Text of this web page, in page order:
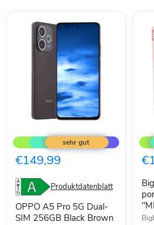
A5
Pro
5G
Dual-
SIM
256GB
Black
Brown
€149,99
Produktdatenblatt
OPPO A5 Pro 5G Dual-
SIM 256GB Black Brown